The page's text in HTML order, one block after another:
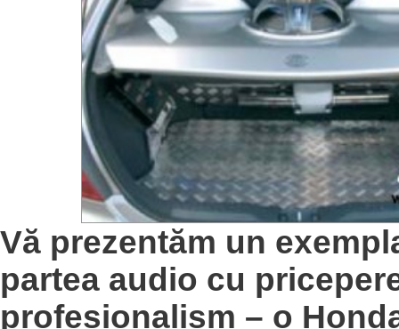
Vă prezentăm un
partea audio cu
profesionalism – o